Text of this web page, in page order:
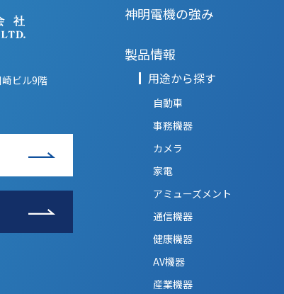
ビル9階
神明電機の強み
製品情報
用途から探す
自動車
事務機器
カメラ
家電
アミューズメント
通信機器
健康機器
AV機器
産業機器